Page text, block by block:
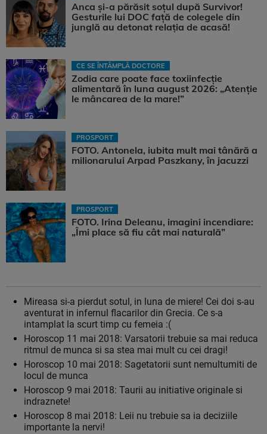
Anca și-a părăsit soțul după Survivor!
Gesturile lui DOC față de colegele din
junglă au detonat relația de acasă!
CE SE ÎNTÂMPLĂ DOCTORE
Zodia care poate face toxiinfecție
alimentară în luna august 2026: „Atenție
le mâncarea de la mare!”
PROSPORT
FOTO. Antonela, iubita mult mai tânără a
milionarului Arpad Paszkany, în jacuzzi
PROSPORT
FOTO. Irina Deleanu, imagini incendiare:
„Îmi place să fiu cât mai naturală”
Mireasa si-a pierdut sotul, in luna de miere! Cei doi s-au
aventurat in infernul flacarilor din Grecia. Ce s-a
intamplat la scurt timp cu femeia :(
Horoscop 11 mai 2018: Varsatorii trebuie sa mai reduca
ritmul de munca si sa stea mai mult cu cei dragi!
Horoscop 10 mai 2018: Sagetatorii sunt nemultumiti de
locul de munca
Horoscop 9 mai 2018: Taurii au initiative originale si
indraznete!
Horoscop 8 mai 2018: Leii nu trebuie sa ia deciziile
importante la nervi!